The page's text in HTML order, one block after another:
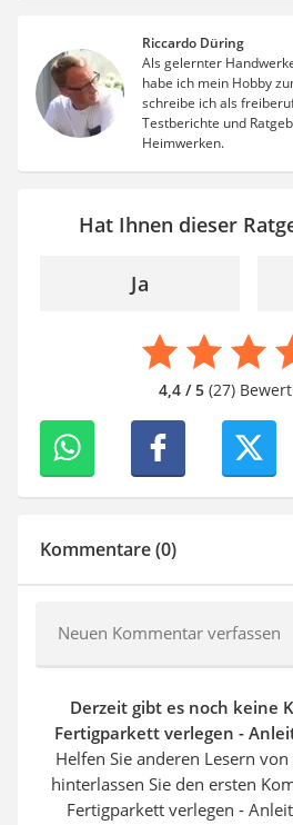
Riccardo Düring
Als gelernter
habe ich mein Hobby
schreibe ich als
Testberichte und
Heimwerken.
Hat Ihnen dieser
Ja
4,4 / 5(27)
Kommentare (0)
Neuen Kommentar verfassen
Derzeit gibt es noch keine
Fertigparkett verlegen -
Helfen Sie anderen Lesern
hinterlassen Sie den ersten
Fertigparkett verlegen -